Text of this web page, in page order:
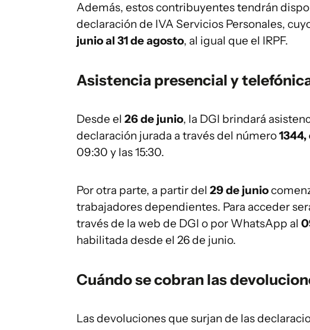
Además, estos contribuyentes tendrán
declaración de IVA Servicios Personales,
junio al 31 de agosto, al igual que el IRPF.
Asistencia presencial y
Desde el 26 de junio, la DGI brindará
declaración jurada a través del número
09:30 y las 15:30.
Por otra parte, a partir del 29 de junio
trabajadores dependientes. Para acceder
través de la web de DGI o por WhatsApp al
habilitada desde el 26 de junio.
Cuándo se cobran las
Las devoluciones que surjan de las